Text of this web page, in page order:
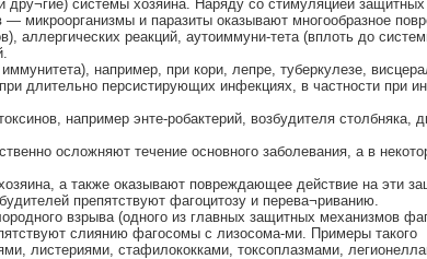
системы хозяина. Наряду со стимуляцией
микроорганизмы и паразиты оказывают многообразное
аллергических реакций, аутоиммуни-тета (вплоть до
например, при кори, лепре, туберкулезе,
длительно персистирующих инфекциях, в частности при
например энте-робактерий, возбудителя столбняка,
осложняют течение основного заболевания, а в
а также оказывают повреждающее действие на эти
препятствуют фагоцитозу и перева¬риванию.
взрыва (одного из главных защитных механизмов
слиянию фагосомы с лизосома-ми. Примеры такого
листериями, стафилококками, токсоплазмами,